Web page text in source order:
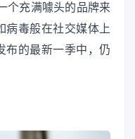
个充满噱头的品牌来
病毒般在社交媒体上
布的最新一季中，仍